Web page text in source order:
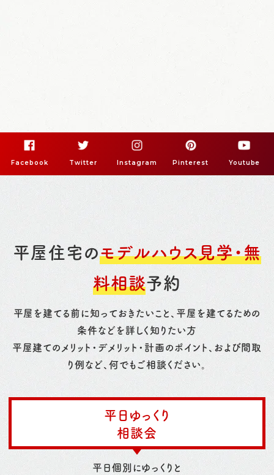
Facebook Twitter Instagram Pinterest Youtube
平屋住宅のモデルハウス見学・無
料相談予約
平屋を建てる前に知っておきたいこと、平屋を建てるための
条件などを詳しく知りたい方
平屋建てのメリット・デメリット・計画のポイント、および間取
り例など、何でもご相談ください。
平日ゆっくり
相談会
平日個別にゆっくりと